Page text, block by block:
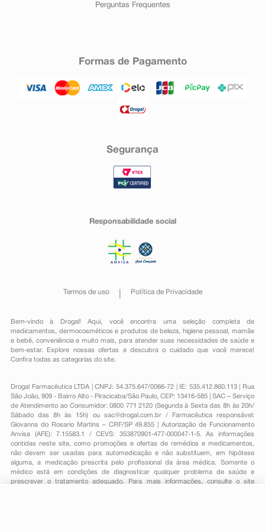
Perguntas Frequentes
Formas de Pagamento
Segurança
Responsabilidade social
Termos de uso Política de Privacidade
Bem-vindo à Drogal! Aqui, você encontra uma seleção completa de
medicamentos , dermocosméticos e produtos de beleza, higiene pessoal ,mamãe
e bebê, conveniênciae muito mais, para atender suas necessidades de saúde e
bem-estar. Explore nossas ofertas e descubra o cuidado que você merece!
Confira todas as categorias do site.
Drogal Farmacêutica LTDA | CNPJ: 54.375.647/0066-72 | IE: 535.412.860.113 | Rua
São João, 909 - Bairro Alto - Piracicaba/São Paulo, CEP: 13416-585 | SAC – Serviço
de Atendimento ao Consumidor: 0800 771 2120 (Segunda à Sexta das 8h às 20h/
Sábado das 8h às 15h) ou sac@drogal.com.br/ Farmacêutica responsável:
Giovanna do Rosario Martins – CRF/SP 49.855 | Autorização de Funcionamento
Anvisa (AFE): 7.15583.1 / CEVS: 353870901-477-000047-1-5. As informações
contidas neste site, como promoções e ofertas de remédios e medicamentos,
não devem ser usadas para automedicação e não substituem, em hipótese
alguma, a medicação prescrita pelo profissional da área médica. Somente o
médico está em condições de diagnosticar qualquer problema de saúde e
prescrever o tratamento adequado. Para mais informações, consulte o site